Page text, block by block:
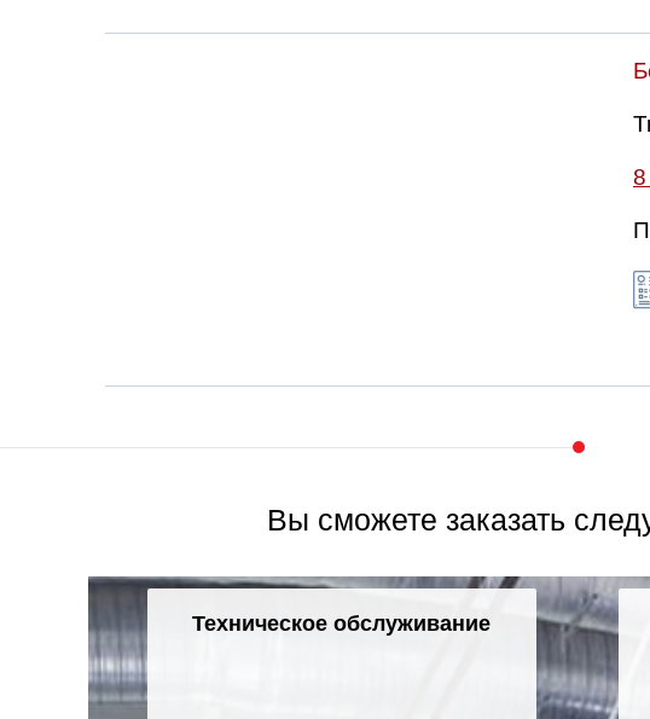
Вы сможете заказать
Техническое обслуживание